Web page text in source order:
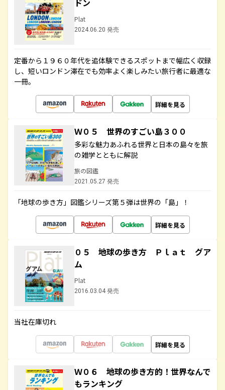
ドン
Plat
2024.06.20 発売
定番から１９６０年代を追体験できるスポットまで幅広く収録
し、短いロンドン滞在でも効率よく楽しみたい旅行者に最適な
一冊。
詳細を見る
Ｗ０５ 世界のすごい島３００
多彩な魅力あふれる世界と日本の島々を旅
の雑学とともに解説
旅の図鑑
2021.05.27 発売
「地球の歩き方」図鑑シリーズ第５弾は世界の「島」！
詳細を見る
０５ 地球の歩き方 Ｐｌａｔ グア
ム
Plat
2016.03.04 発売
当社在庫切れ
詳細を見る
Ｗ０６ 地球の歩き方的！世界なんで
もランキング